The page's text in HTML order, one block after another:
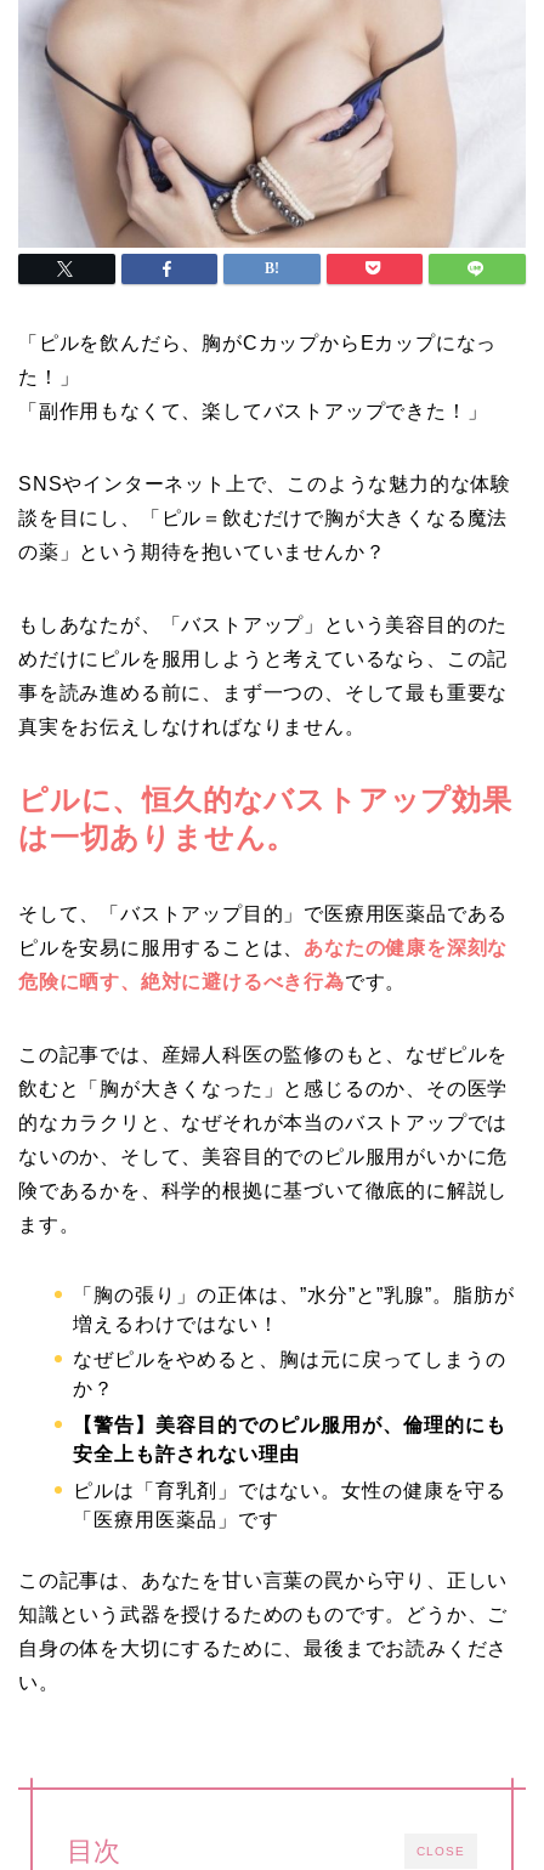
「ピルを飲んだら、胸がCカップからEカップになっ
た！」
「副作用もなくて、楽してバストアップできた！」
SNSやインターネット上で、このような魅力的な体験
談を目にし、「ピル＝飲むだけで胸が大きくなる魔法
の薬」という期待を抱いていませんか？
もしあなたが、「バストアップ」という美容目的のた
めだけにピルを服用しようと考えているなら、この記
事を読み進める前に、まず一つの、そして最も重要な
真実をお伝えしなければなりません。
ピルに、恒久的なバストアップ効果
は一切ありません。
そして、「バストアップ目的」で医療用医薬品である
ピルを安易に服用することは、 あなたの健康を深刻な
危険に晒す、絶対に避けるべき行為です。
この記事では、産婦人科医の監修のもと、なぜピルを
飲むと「胸が大きくなった」と感じるのか、その医学
的なカラクリと、なぜそれが本当のバストアップでは
ないのか、そして、美容目的でのピル服用がいかに危
険であるかを、科学的根拠に基づいて徹底的に解説し
ます。
「胸の張り」の正体は、”水分”と”乳腺”。脂肪が
増えるわけではない！
なぜピルをやめると、胸は元に戻ってしまうの
か？
【警告】美容目的でのピル服用が、倫理的にも
安全上も許されない理由
ピルは「育乳剤」ではない。女性の健康を守る
「医療用医薬品」です
この記事は、あなたを甘い言葉の罠から守り、正しい
知識という武器を授けるためのものです。どうか、ご
自身の体を大切にするために、最後までお読みくださ
い。
CLOSE
目次